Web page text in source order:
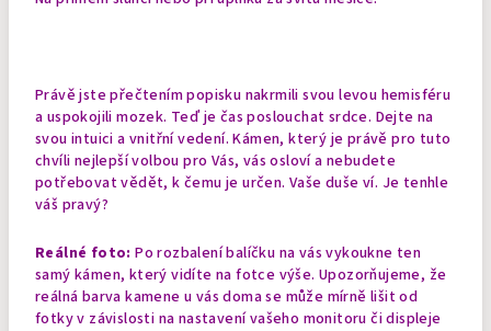
Právě jste přečtením popisku nakrmili svou levou hemisféru
a uspokojili mozek. Teď je čas poslouchat srdce. Dejte na
svou intuici a vnitřní vedení. Kámen, který je právě pro tuto
chvíli nejlepší volbou pro Vás, vás osloví a nebudete
potřebovat vědět, k čemu je určen. Vaše duše ví. Je tenhle
váš pravý?
Reálné foto: Po rozbalení balíčku na vás vykoukne ten
samý kámen, který vidíte na fotce výše. Upozorňujeme, že
reálná barva kamene u vás doma se může mírně lišit od
fotky v závislosti na nastavení vašeho monitoru či displeje